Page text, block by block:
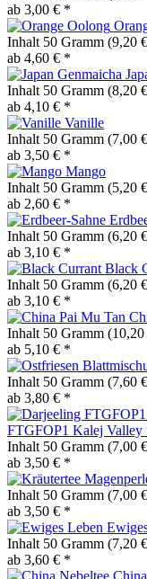
ab 3,00 € *
Inhalt 50 Gramm (9,20
ab 4,60 € *
Inhalt 50 Gramm (8,20
ab 4,10 € *
Vanille
Inhalt 50 Gramm (7,00
ab 3,50 € *
Mango
Inhalt 50 Gramm (5,20
ab 2,60 € *
Inhalt 50 Gramm (6,20
ab 3,10 € *
Black
Inhalt 50 Gramm (6,20
ab 3,10 € *
Inhalt 50 Gramm
ab 5,10 € *
Inhalt 50 Gramm (7,60
ab 3,80 € *
FTGFOP1 Kalej Valley
Inhalt 50 Gramm (7,00
ab 3,50 € *
Inhalt 50 Gramm (7,00
ab 3,50 € *
Inhalt 50 Gramm (7,20
ab 3,60 € *